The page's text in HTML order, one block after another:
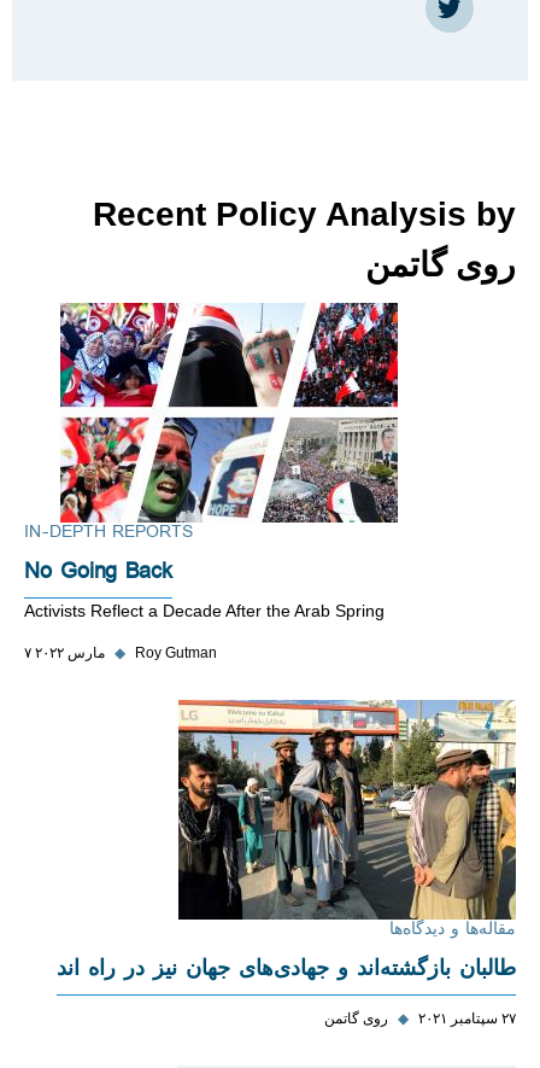
https://twitter.com/
Recent Policy Analysis by
روی گاتمن
IN-DEPTH REPORTS
No Going Back
Activists Reflect a Decade After the Arab Spring
۷ مارس ۲۰۲۲ ◆ Roy Gutman
مقاله‌ها و دیدگاه‌ها
طالبان بازگشته‌اند و جهادی‌های جهان نیز در راه ‌اند
۲۷ سپتامبر ۲۰۲۱ ◆ روی گاتمن